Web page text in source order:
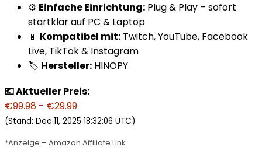
⚙️ Einfache Einrichtung: Plug & Play – sofort
startklar auf PC & Laptop
📱 Kompatibel mit: Twitch, YouTube, Facebook
Live, TikTok & Instagram
🏷️ Hersteller: HINOPY
💶 Aktueller Preis:
€99.98 - €29.99
(Stand: Dec 11, 2025 18:32:06 UTC)
*Anzeige – Amazon Affiliate Link